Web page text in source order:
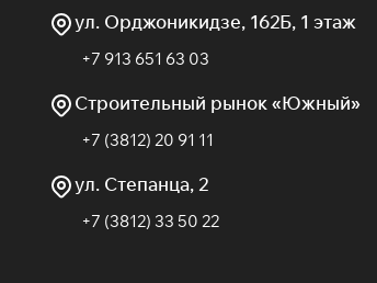
ул. Орджоникидзе, 162Б, 1 этаж
+7 913 651 63 03
Строительный рынок «Южный»
+7 (3812) 20 91 11
ул. Степанца, 2
+7 (3812) 33 50 22